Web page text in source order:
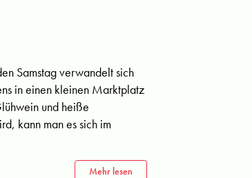
Samstag verwandelt sich
in einen kleinen Marktplatz
und heiße
kann man es sich im
Mehr lesen